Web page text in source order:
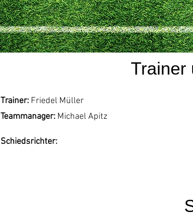
Trainer
Trainer: Friedel Müller
Teammanager: Michael Apitz
Schiedsrichter: